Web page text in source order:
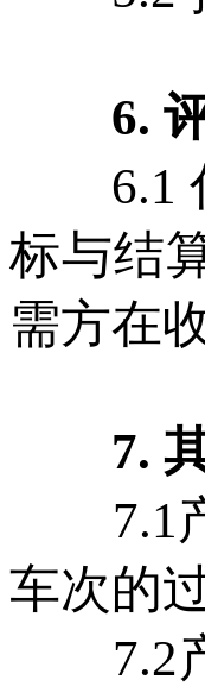
6. 评
6.1 付
标与结
需方在
7.
7.1产
车次的
7.2产